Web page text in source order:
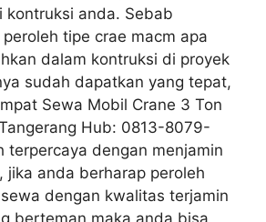
kontruksi anda. Sebab
tipe crae macm apa
dalam kontruksi di proyek
sudah dapatkan yang tepat,
Sewa Mobil Crane 3 Ton
Hub: 0813-8079-
terpercaya dengan menjamin
jika anda berharap peroleh
dengan kwalitas terjamin
berteman maka anda bisa